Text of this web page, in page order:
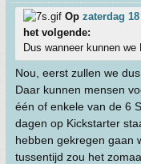
Op zaterdag
het volgende:
Dus wanneer kunnen
Nou, eerst zullen we
Daar kunnen mensen
één of enkele van de 6
dagen op Kickstarter
hebben gekregen gaan
tussentijd zou het